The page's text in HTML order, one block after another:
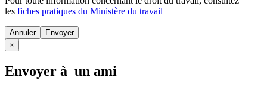
les fiches pratiques du Ministère du travail
Annuler
×
Envoyer à un ami